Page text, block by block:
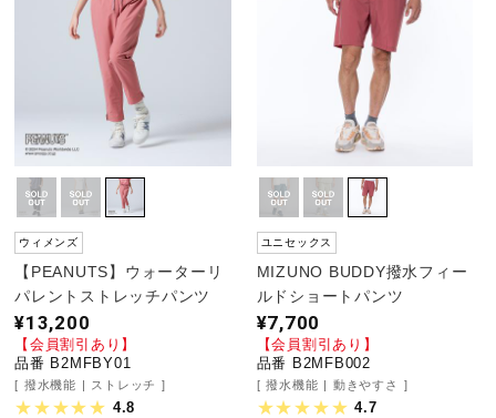
ウィメンズ
【PEANUTS】ウォーターリ
パレントストレッチパンツ
¥13,200
【会員割引あり】
品番 B2MFBY01
撥水機能 ストレッチ
4.8
ユニセックス
MIZUNO BUDDY撥水フィー
ルドショートパンツ
¥7,700
【会員割引あり】
品番 B2MFB002
撥水機能 動きやすさ
4.7